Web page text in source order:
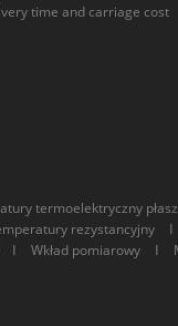
time and carriage cost
termoelektryczny
rezystancyjny I
I Wkład pomiarowy I